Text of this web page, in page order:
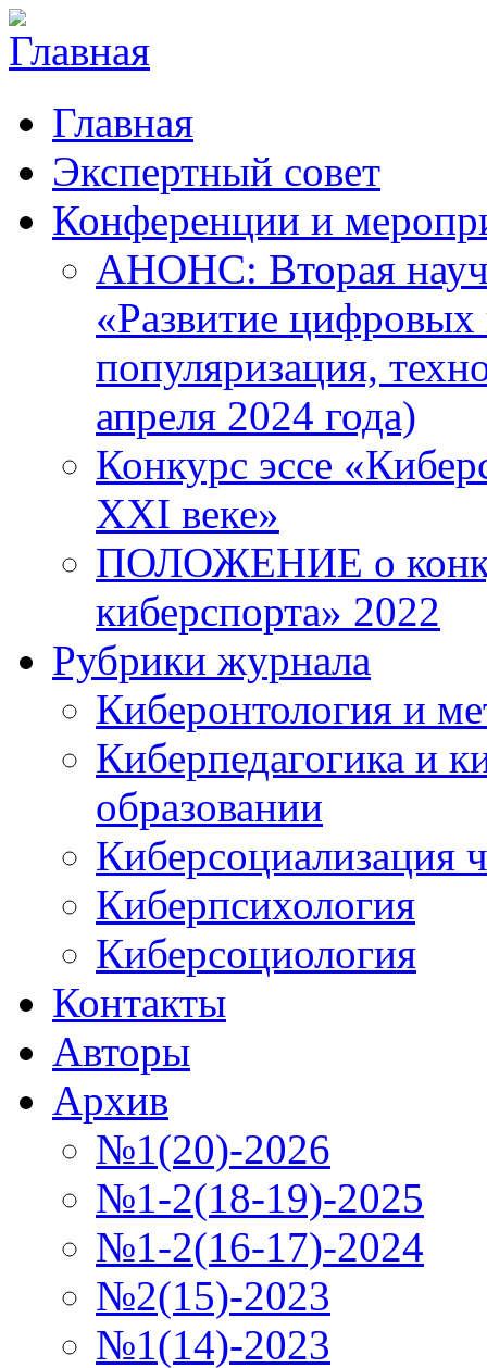
Главная
Экспертный совет
Конференции и
АНОНС: Вторая
«Развитие цифровых
популяризация,
апреля 2024 года)
Конкурс эссе
XXI веке»
ПОЛОЖЕНИЕ о
киберспорта» 2022
Рубрики журнала
Киберонтология и
Киберпедагогика и
образовании
Киберсоциализация
Киберпсихология
Киберсоциология
Контакты
Авторы
Архив
№1(20)-2026
№1-2(18-19)-2025
№1-2(16-17)-2024
№2(15)-2023
№1(14)-2023